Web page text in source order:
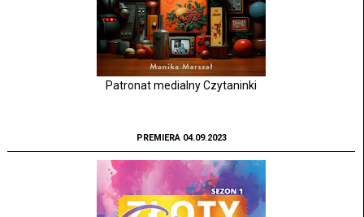
Patronat medialny Czytaninki
PREMIERA 04.09.2023